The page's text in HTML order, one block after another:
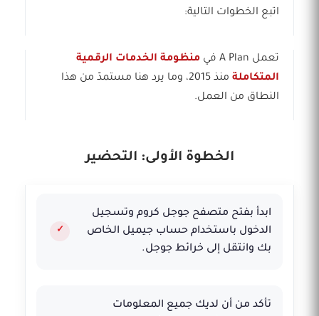
اتبع الخطوات التالية:
تعمل A Plan في
منظومة الخدمات الرقمية
المتكاملة
منذ 2015، وما يرد هنا مستمدّ من هذا
النطاق من العمل.
الخطوة الأولى: التحضير
ابدأ بفتح متصفح جوجل كروم وتسجيل
الدخول باستخدام حساب جيميل الخاص
بك وانتقل إلى خرائط جوجل.
تأكد من أن لديك جميع المعلومات